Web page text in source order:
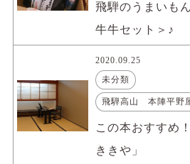
飛騨のうまいも
牛牛セット＞♪
2020.09.25
未分類
飛騨高山 本陣平野
この本おすすめ
ききや」